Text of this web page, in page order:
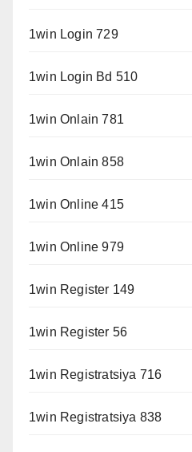
1win Login 729
1win Login Bd 510
1win Onlain 781
1win Onlain 858
1win Online 415
1win Online 979
1win Register 149
1win Register 56
1win Registratsiya 716
1win Registratsiya 838